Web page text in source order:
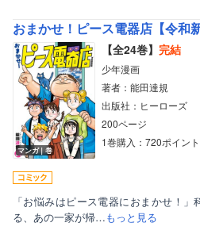
おまかせ！ピース電器店【令和
マンガ｜巻
【全24巻】 完結
少年漫画
著者：能田達規
出版社：ヒーローズ
200ページ
1巻購入：720ポイント
「お悩みはピース電器におまかせ！
る、あの一家が帰…もっと見る